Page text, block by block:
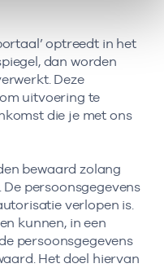
optreedt in het
dan worden
Deze
uitvoering te
die je met ons
bewaard zolang
persoonsgegevens
verlopen is.
kunnen, in een
persoonsgegevens
Het doel hiervan